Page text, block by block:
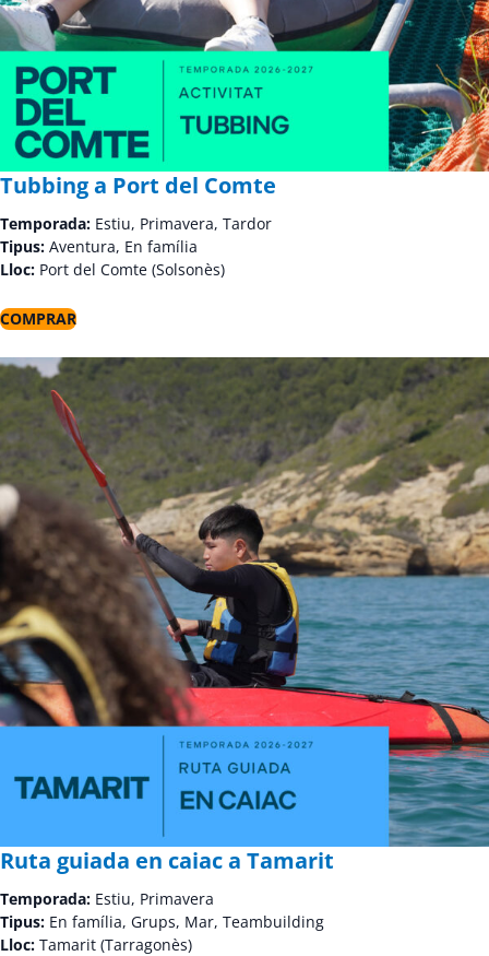
Tubbing a Port del Comte
Temporada: Estiu, Primavera, Tardor
Tipus: Aventura, En família
Lloc: Port del Comte (Solsonès)
COMPRAR
Ruta guiada en caiac a Tamarit
Temporada: Estiu, Primavera
Tipus: En família, Grups, Mar, Teambuilding
Lloc: Tamarit (Tarragonès)